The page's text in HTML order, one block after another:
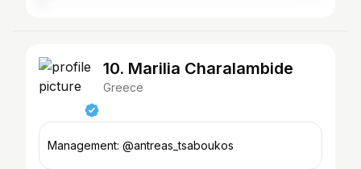
10. Marilia Charalambide
Greece
Management: @antreas_tsaboukos